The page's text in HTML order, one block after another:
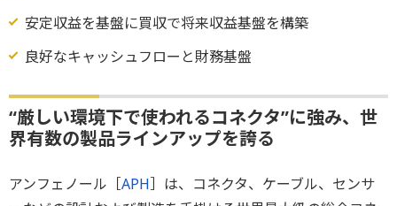
安定収益を基盤に買収で将来収益基盤を構築
良好なキャッシュフローと財務基盤
“厳しい環境下で使われるコネクタ”に強み、世
界有数の製品ラインアップを誇る
アンフェノール［APH］は、コネクタ、ケーブル、センサ